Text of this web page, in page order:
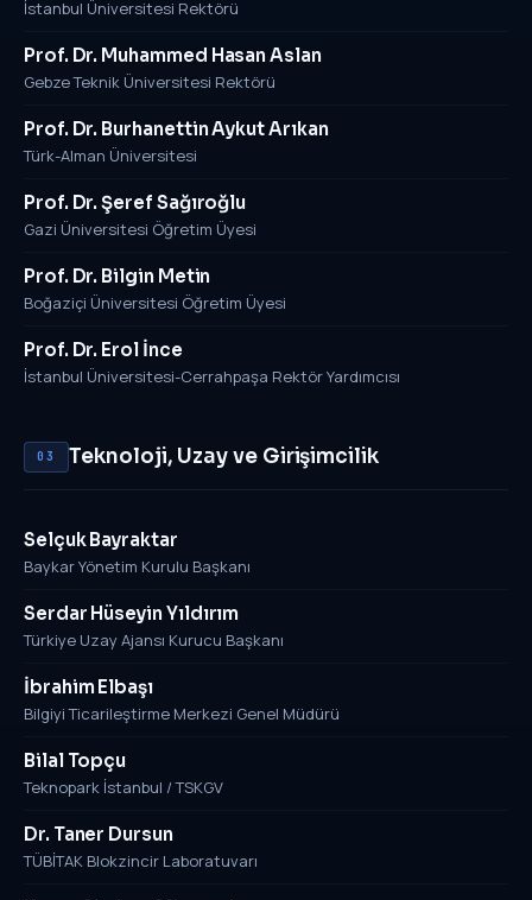
İstanbul Üniversitesi Rektörü
Prof. Dr. Muhammed Hasan Aslan
Gebze Teknik Üniversitesi Rektörü
Prof. Dr. Burhanettin Aykut Arıkan
Türk-Alman Üniversitesi
Prof. Dr. Şeref Sağıroğlu
Gazi Üniversitesi Öğretim Üyesi
Prof. Dr. Bilgin Metin
Boğaziçi Üniversitesi Öğretim Üyesi
Prof. Dr. Erol İnce
İstanbul Üniversitesi-Cerrahpaşa Rektör Yardımcısı
03 Teknoloji, Uzay ve Girişimcilik
Selçuk Bayraktar
Baykar Yönetim Kurulu Başkanı
Serdar Hüseyin Yıldırım
Türkiye Uzay Ajansı Kurucu Başkanı
İbrahim Elbaşı
Bilgiyi Ticarileştirme Merkezi Genel Müdürü
Bilal Topçu
Teknopark İstanbul / TSKGV
Dr. Taner Dursun
TÜBİTAK Blokzincir Laboratuvarı